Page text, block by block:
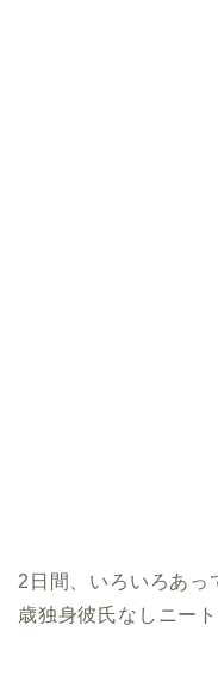
2日間、いろいろあっ
歳独身彼氏なしニート